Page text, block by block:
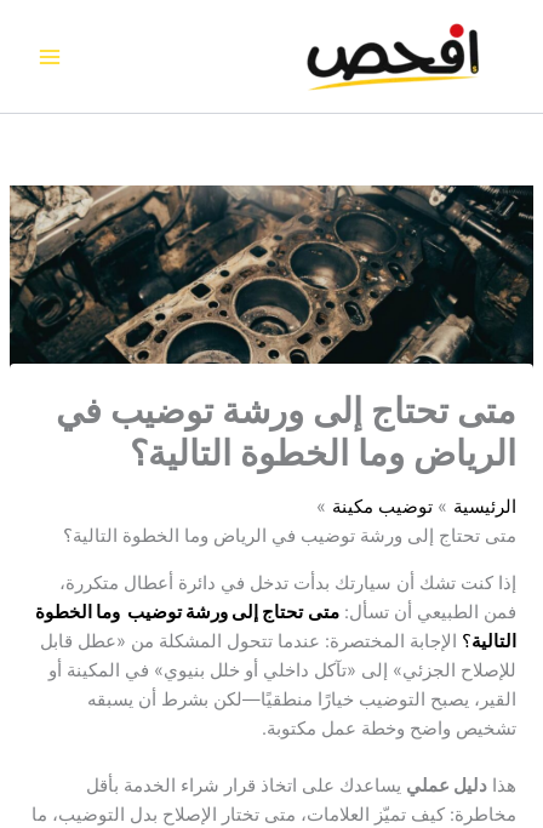
متى تحتاج إلى ورشة توضيب في
الرياض وما الخطوة التالية؟
الرئيسية
توضيب مكينة
متى تحتاج إلى ورشة توضيب في الرياض وما الخطوة التالية؟
إذا كنت تشك أن سيارتك بدأت تدخل في دائرة أعطال متكررة،
فمن الطبيعي أن تسأل:متى تحتاج إلى ورشة توضيب وما الخطوة
التالية؟ الإجابة المختصرة: عندما تتحول المشكلة من «عطل قابل
للإصلاح الجزئي» إلى «تآكل داخلي أو خلل بنيوي» في المكينة أو
القير، يصبح التوضيب خيارًا منطقيًا—لكن بشرط أن يسبقه
تشخيص واضح وخطة عمل مكتوبة.
هذادليل عملي يساعدك على اتخاذ قرار شراء الخدمة بأقل
مخاطرة: كيف تميّز العلامات، متى تختار الإصلاح بدل التوضيب، ما